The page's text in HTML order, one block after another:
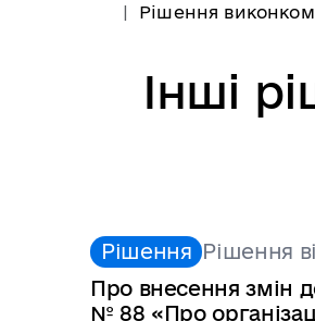
Рішення
Інші
Рішення Рішення
Про внесення змін
№ 88 «Про